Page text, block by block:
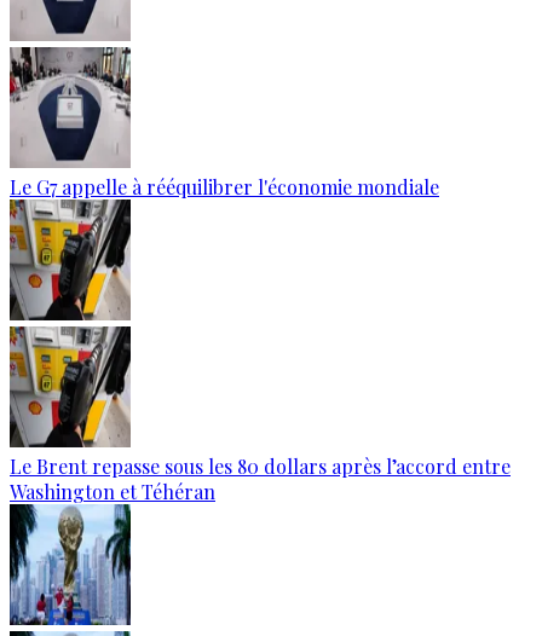
Le G7 appelle à rééquilibrer l'économie mondiale
Le Brent repasse sous les 80 dollars après l’accord entre
Washington et Téhéran